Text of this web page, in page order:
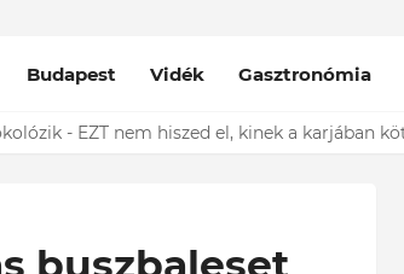
Budapest Vidék Gasztronómia
EZT tette közzé